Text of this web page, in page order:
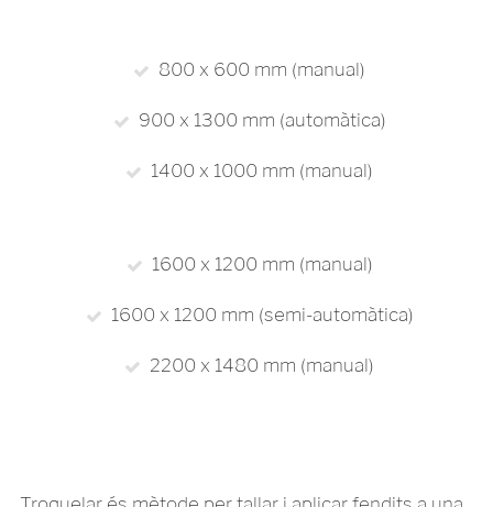
800 x 600 mm (manual)
900 x 1300 mm (automàtica)
1400 x 1000 mm (manual)
1600 x 1200 mm (manual)
1600 x 1200 mm (semi-automàtica)
2200 x 1480 mm (manual)